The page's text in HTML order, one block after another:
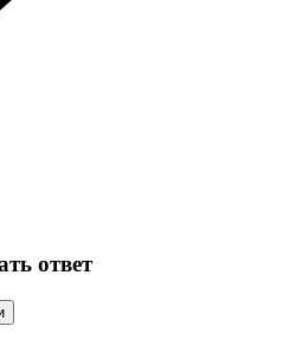
ответ